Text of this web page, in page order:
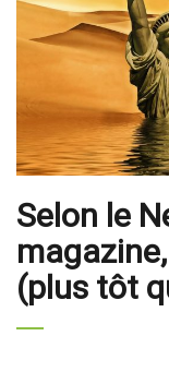
Selon le
(plus tôt